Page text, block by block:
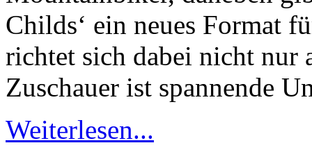
Childs‘ ein neues Format
richtet sich dabei nicht nur
Zuschauer ist spannende
Weiterlesen...